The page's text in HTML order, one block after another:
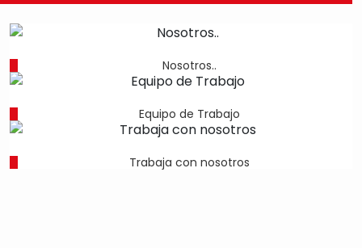
Nosotros..
Equipo de Trabajo
Trabaja con nosotros